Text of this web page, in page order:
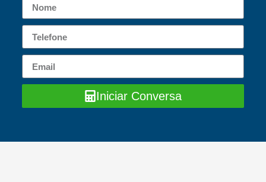
Iniciar Conversa